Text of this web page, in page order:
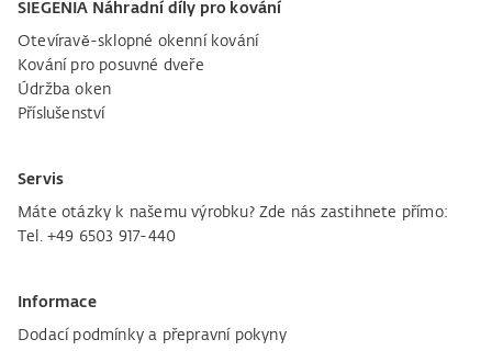
SIEGENIA Náhradní díly pro kování
Otevíravě-sklopné okenní kování
Kování pro posuvné dveře
Údržba oken
Příslušenství
Servis
Máte otázky k našemu výrobku? Zde nás zastihnete přímo:
Tel. +49 6503 917-440
Informace
Dodací podmínky a přepravní pokyny